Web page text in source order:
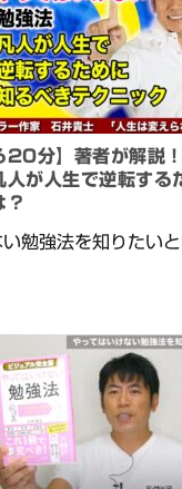
20分】著者が解説
が人生で逆転する
？
勉強法を知りたい